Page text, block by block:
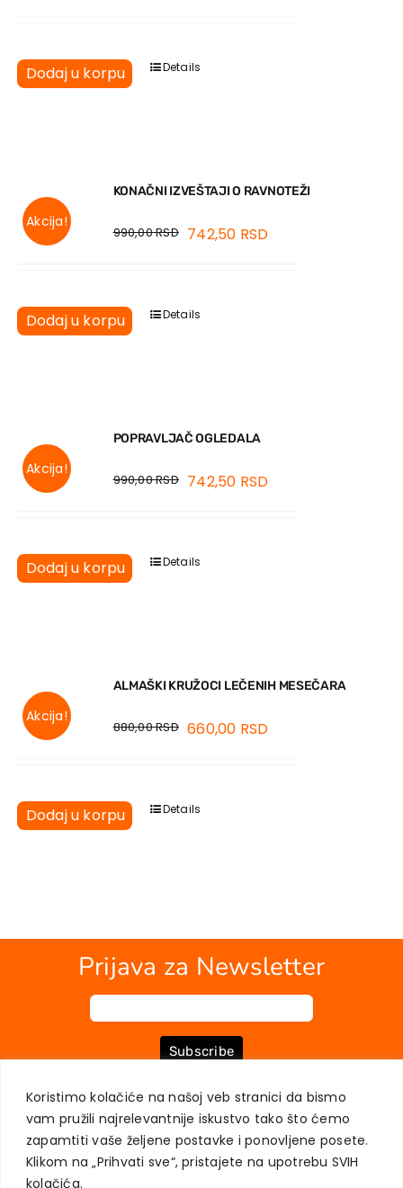
Koristimo kolačiće na našoj veb stranici da bismo
vam pružili najrelevantnije iskustvo tako što ćemo
zapamtiti vaše željene postavke i ponovljene posete.
Klikom na „Prihvati sve“, pristajete na upotrebu SVIH
kolačića.
Dodaj u korpu Details
Akcija!
KONAČNI IZVEŠTAJI O RAVNOTEŽI
990,00RSD 742,50 RSD
Dodaj u korpu Details
Akcija!
POPRAVLJAČ OGLEDALA
990,00RSD 742,50 RSD
Dodaj u korpu Details
Akcija!
ALMAŠKI KRUŽOCI LEČENIH MESEČARA
880,00RSD 660,00 RSD
Dodaj u korpu Details
Prijava za Newsletter
Subscribe
O NAMA KNJIGE MOJ NALOG KONTAKT
USLOVI KUPOVINE
ZAŠTITA PRIVATNOSTI KORISNIKA